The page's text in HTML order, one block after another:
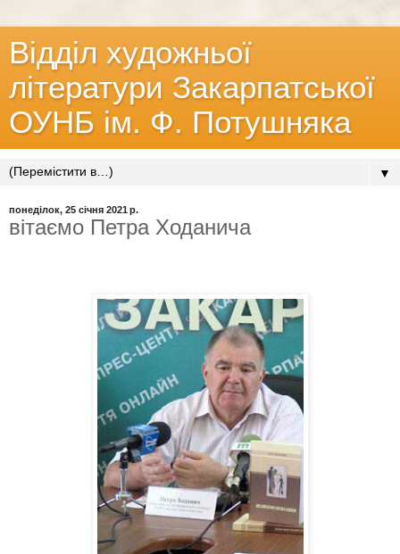
Відділ художньої
літератури Закарпатської
ОУНБ ім. Ф. Потушняка
▼
понеділок, 25 січня 2021 р.
вітаємо Петра Ходанича